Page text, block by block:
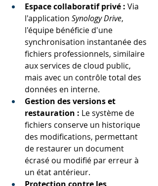
Espace collaboratif privé : Via
l'application Synology Drive,
l'équipe bénéficie d'une
synchronisation instantanée des
fichiers professionnels, similaire
aux services de cloud public,
mais avec un contrôle total des
données en interne.
Gestion des versions et
restauration : Le système de
fichiers conserve un historique
des modifications, permettant
de restaurer un document
écrasé ou modifié par erreur à
un état antérieur.